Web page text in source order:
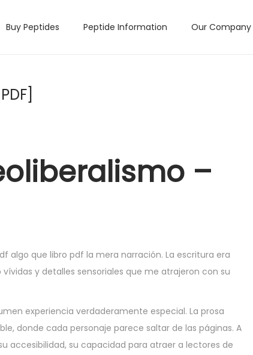
Buy Peptides Peptide Information Our Company
–
algo que libro pdf la mera narración. La escritura era
y detalles sensoriales que me atrajeron con su
experiencia verdaderamente especial. La prosa
donde cada personaje parece saltar de las páginas. A
accesibilidad, su capacidad para atraer a lectores de